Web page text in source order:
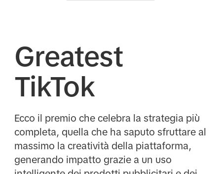
Greatest
TikTok
Ecco il premio che celebra la strategia più
completa, quella che ha saputo sfruttare al
massimo la creatività della piattaforma,
generando impatto grazie a un uso